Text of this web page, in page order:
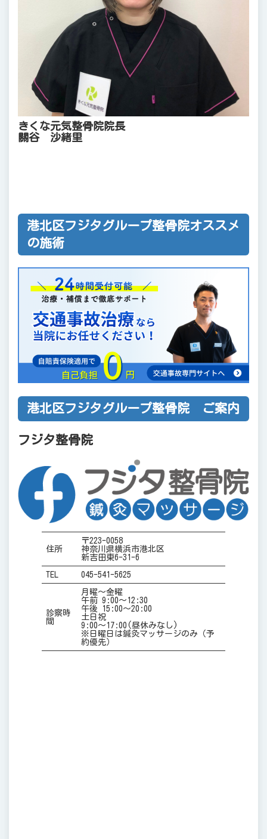
きくな元気整骨院院長
關谷 沙緒里
港北区フジタグループ整骨院オススメ
の施術
港北区フジタグループ整骨院 ご案内
フジタ整骨院
住所
〒223-0058
神奈川県横浜市港北区
新吉田東6-31-6
TEL 045-541-5625
診察時
間
月曜～金曜
午前 9:00～12:30
午後 15:00～20:00
土日祝
9:00～17:00(昼休みなし)
※日曜日は鍼灸マッサージのみ（予
約優先）